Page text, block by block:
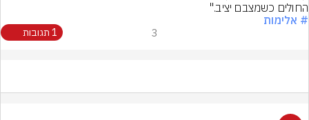
החולים כשמצבם יציב."
# אלימות
3 1 תגובות